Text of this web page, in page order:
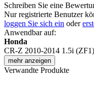
Schreiben Sie eine
Nur registrierte Benutzer
loggen Sie sich ein oder
Anwendbar auf:
Honda
CR-Z 2010-2014 1.5i (ZF1)
mehr anzeigen
Verwandte Produkte